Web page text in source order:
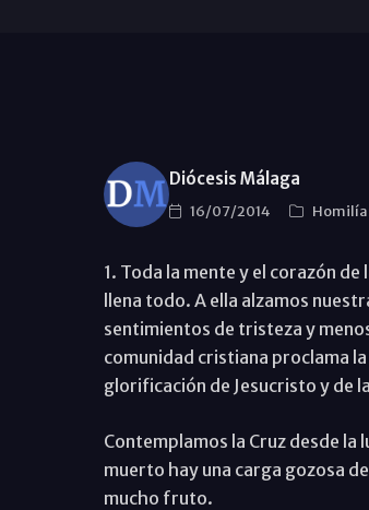
Diócesis Málaga
16/07/2014
1. Toda la mente y el corazón
llena todo. A ella alzamos
sentimientos de tristeza y
comunidad cristiana proclama
glorificación de Jesucristo y de
Contemplamos la Cruz desde la
muerto hay una carga gozosa
mucho fruto.